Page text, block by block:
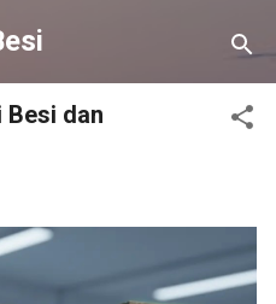
content
Besi dan